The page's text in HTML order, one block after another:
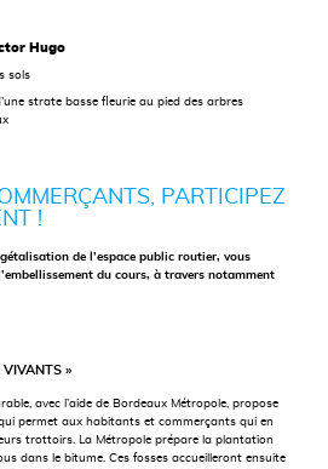
Hugo
sols
strate basse fleurie au pied des arbres
PARTICIPEZ
!
de l’espace public routier, vous
du cours, à travers notamment
VIVANTS »
avec l’aide de Bordeaux Métropole, propose
permet aux habitants et commerçants qui en
trottoirs. La Métropole prépare la plantation
dans le bitume. Ces fosses accueilleront ensuite